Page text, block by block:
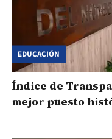
EDUCACIÓN
Índice de
mejor puesto